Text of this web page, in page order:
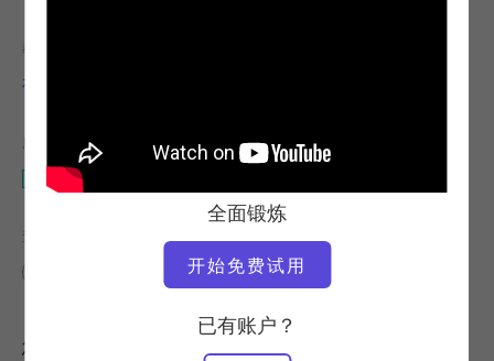
全面锻炼
开始免费试用
已有账户？
教师
布鲁克-西勒
所需设备
万达椅
查找类似课程
万达椅
您可能喜欢的其他锻炼